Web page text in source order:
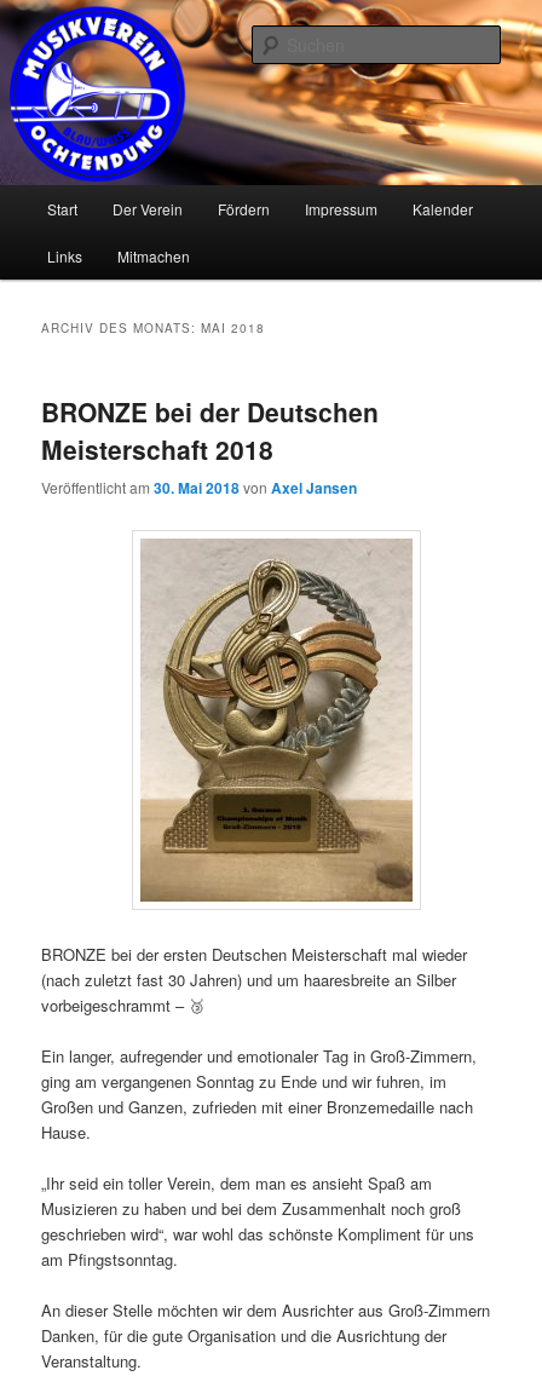
Zum
primären
Inhalt
springen
Zum
sekundären
Inhalt
springenwww.blau-weiss-ochtendung.de
Musikverein Blau / Weiss Ochtendung e.V.
Start Der Verein Fördern Impressum Kalender
Links Mitmachen
ARCHIV DES MONATS:MAI 2018
BRONZE bei der Deutschen
Meisterschaft 2018
Veröffentlicht am30. Mai 2018vonAxel Jansen
BRONZE bei der ersten Deutschen Meisterschaft mal wieder
(nach zuletzt fast 30 Jahren) und um haaresbreite an Silber
vorbeigeschrammt – 🥉
Ein langer, aufregender und emotionaler Tag in Groß-Zimmern,
ging am vergangenen Sonntag zu Ende und wir fuhren, im
Großen und Ganzen, zufrieden mit einer Bronzemedaille nach
Hause.
„Ihr seid ein toller Verein, dem man es ansieht Spaß am
Musizieren zu haben und bei dem Zusammenhalt noch groß
geschrieben wird“, war wohl das schönste Kompliment für uns
am Pfingstsonntag.
An dieser Stelle möchten wir dem Ausrichter aus Groß-Zimmern
Danken, für die gute Organisation und die Ausrichtung der
Veranstaltung.